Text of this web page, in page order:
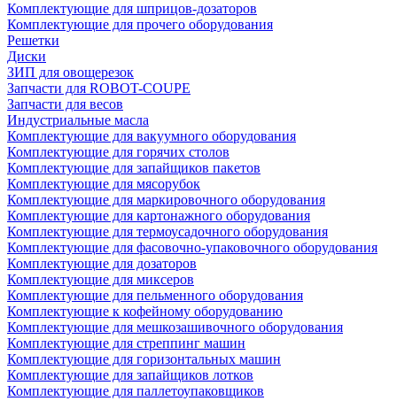
Комплектующие для шприцов-дозаторов
Комплектующие для прочего оборудования
Решетки
Диски
ЗИП для овощерезок
Запчасти для ROBOT-COUPE
Запчасти для весов
Индустриальные масла
Комплектующие для вакуумного оборудования
Комплектующие для горячих столов
Комплектующие для запайщиков пакетов
Комплектующие для мясорубок
Комплектующие для маркировочного оборудования
Комплектующие для картонажного оборудования
Комплектующие для термоусадочного оборудования
Комплектующие для фасовочно-упаковочного оборудования
Комплектующие для дозаторов
Комплектующие для миксеров
Комплектующие для пельменного оборудования
Комплектующие к кофейному оборудованию
Комплектующие для мешкозашивочного оборудования
Комплектующие для стреппинг машин
Комплектующие для горизонтальных машин
Комплектующие для запайщиков лотков
Комплектующие для паллетоупаковщиков